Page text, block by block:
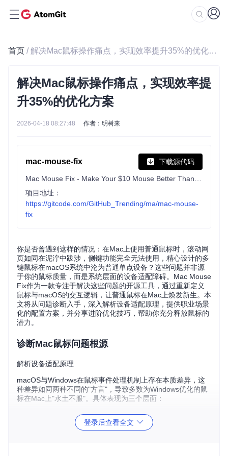
首页 / 解决Mac鼠标操作痛点，实现效率提升35%的优化方案
解决Mac鼠标操作痛点，实现效率提
升35%的优化方案
2026-04-18 08:27:48 作者：明树来
mac-mouse-fix 下载源代码
项目地址：
https://gitcode.com/GitHub_Trending/ma/mac-mouse-
fix
你是否曾遇到这样的情况：在Mac上使用普通鼠标时，滚动网
页如同在泥泞中跋涉，侧键功能完全无法使用，精心设计的多
键鼠标在macOS系统中沦为普通单点设备？这些问题并非源
于你的鼠标质量，而是系统层面的设备适配障碍。Mac Mouse
Fix作为一款专注于解决这些问题的开源工具，通过重新定义
鼠标与macOS的交互逻辑，让普通鼠标在Mac上焕发新生。本
文将从问题诊断入手，深入解析设备适配原理，提供职业场景
化的配置方案，并分享进阶优化技巧，帮助你充分释放鼠标的
潜力。
诊断Mac鼠标问题根源
解析设备适配原理
macOS与Windows在鼠标事件处理机制上存在本质差异，这
种差异如同两种不同的"方言"，导致多数为Windows优化的鼠
标在Mac上"水土不服"。具体表现为三个层面：
事件处理模型差异：Windows采用"按键-功能"直接映射
模式，而macOS则通过事件队列进行二次处理。这种架构差
登录后查看全文